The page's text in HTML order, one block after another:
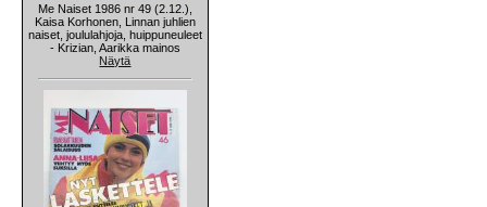
Me Naiset 1986 nr 49 (2.12.),
Kaisa Korhonen, Linnan juhlien
naiset, joululahjoja, huippuneuleet
- Krizian, Aarikka mainos
Näytä